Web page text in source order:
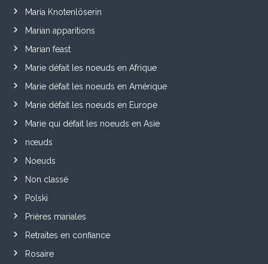
Maria Knotenlöserin
Marian apparitions
Marian feast
Marie défait les noeuds en Afrique
Marie défait les noeuds en Amérique
Marie défait les noeuds en Europe
Marie qui défait les noeuds en Asie
nœuds
Noeuds
Non classé
Polski
Prières mariales
Retraites en confiance
Rosaire